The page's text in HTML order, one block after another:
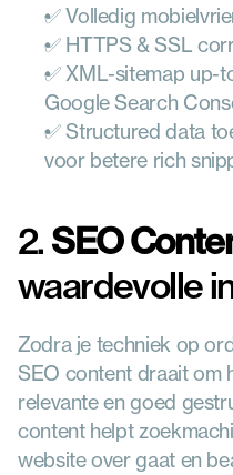
✅ Volledig
✅ HTTPS & SSL
✅ XML-sitemap up-
Google Search
✅ Structured data
voor betere rich
2. SEO
waardevolle
Zodra je techniek op
SEO content draait om
relevante en goed
content helpt
website over gaat en